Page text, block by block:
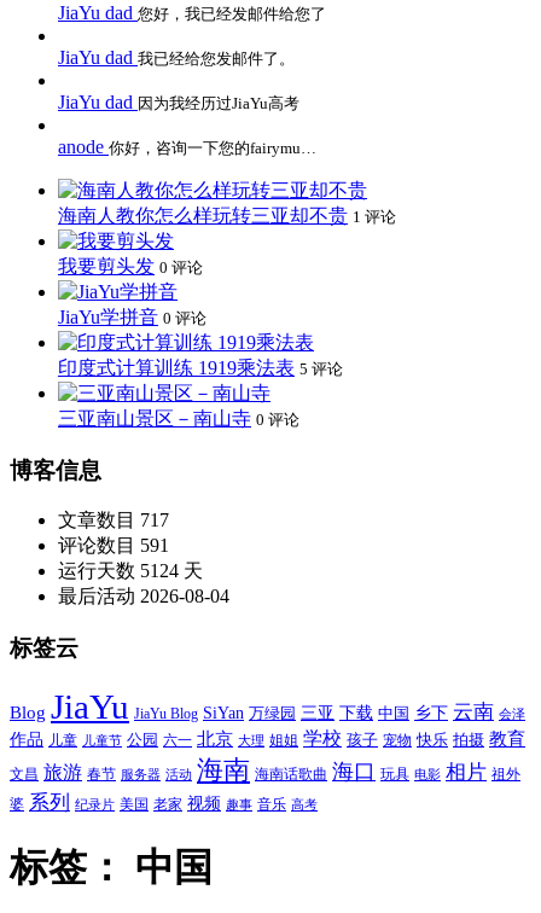
JiaYu dad 您好，我已经发邮件给您了
JiaYu dad 我已经给您发邮件了。
JiaYu dad 因为我经历过JiaYu高考
anode 你好，咨询一下您的fairymu…
海南人教你怎么样玩转三亚却不贵 1 评论
我要剪头发 0 评论
JiaYu学拼音 0 评论
印度式计算训练 1919乘法表 5 评论
三亚南山景区－南山寺 0 评论
博客信息
文章数目 717
评论数目 591
运行天数 5124 天
最后活动 2026-08-04
标签云
Blog JiaYu JiaYu Blog SiYan 万绿园 三亚 下载 中国 乡下 云南 会泽
作品 儿童 儿童节 公园 六一 北京 大理 姐姐 学校 孩子 宠物 快乐 拍摄 教育
文昌 旅游 春节 服务器 活动 海南 海南话歌曲 海口 玩具 电影 相片 祖外
婆 系列 纪录片 美国 老家 视频 趣事 音乐 高考
标签： 中国